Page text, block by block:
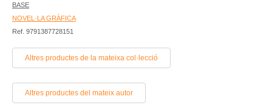
BASE
NOVEL·LA GRÀFICA
Ref. 9791387728151
Altres productes de la mateixa col·lecció
Altres productes del mateix autor